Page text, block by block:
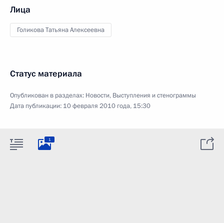
Лица
Голикова Татьяна Алексеевна
Статус материала
Опубликован в разделах: Новости, Выступления и стенограммы
Дата публикации: 10 февраля 2010 года, 15:30
1